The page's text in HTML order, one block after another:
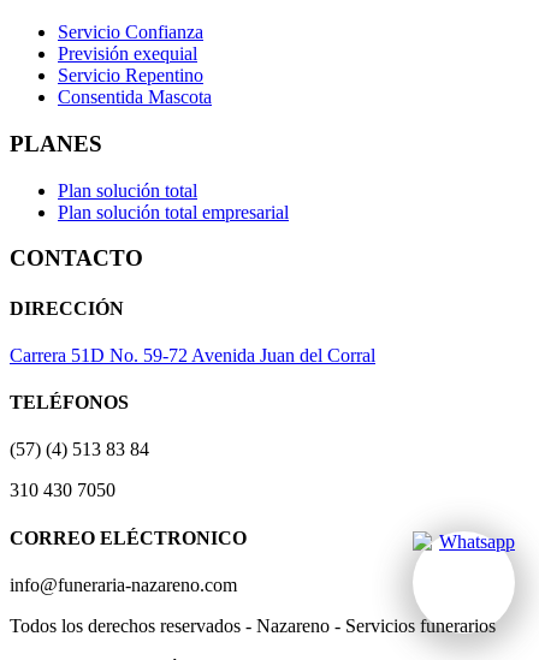
Servicio Confianza
Previsión exequial
Servicio Repentino
Consentida Mascota
PLANES
Plan solución total
Plan solución total empresarial
CONTACTO
DIRECCIÓN
Carrera 51D No. 59-72 Avenida Juan del Corral
TELÉFONOS
(57) (4) 513 83 84
310 430 7050
CORREO ELÉCTRONICO
info@funeraria-nazareno.com
Todos los derechos reservados - Nazareno - Servicios funerarios